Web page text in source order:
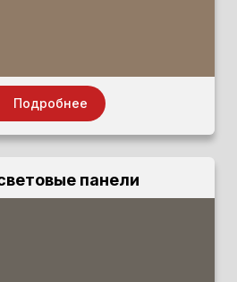
Подробнее
панели